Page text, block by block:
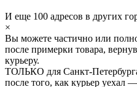
И еще 100 адресов в других
×
Вы можете частично или
после примерки товара,
курьеру.
ТОЛЬКО для Санкт-
после того, как курьер уехал